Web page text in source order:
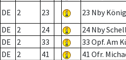
DE
2 23 23 Nby
DE
2 24 24 Nby
DE
2 33 33 Opf. Am
DE
2 41 41 Ofr.